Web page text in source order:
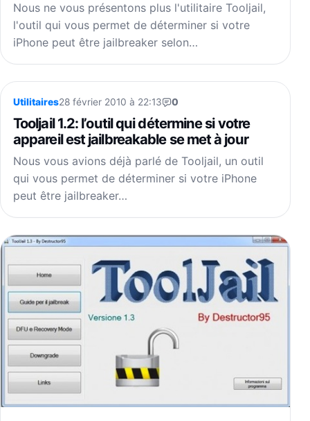
Nous ne vous présentons plus l'utilitaire Tooljail,
l'outil qui vous permet de déterminer si votre
iPhone peut être jailbreaker selon…
Utilitaires28 février 2010 à 22:13 0
Tooljail 1.2: l’outil qui détermine si votre
appareil est jailbreakable se met à jour
Nous vous avions déjà parlé de Tooljail, un outil
qui vous permet de déterminer si votre iPhone
peut être jailbreaker…